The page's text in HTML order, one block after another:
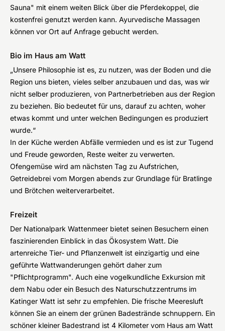
Sauna" mit einem weiten Blick über die Pferdekoppel, die
kostenfrei genutzt werden kann. Ayurvedische Massagen
können vor Ort auf Anfrage gebucht werden.
Bio im Haus am Watt
„Unsere Philosophie ist es, zu nutzen, was der Boden und die
Region uns bieten, vieles selber anzubauen und das, was wir
nicht selber produzieren, von Partnerbetrieben aus der Region
zu beziehen. Bio bedeutet für uns, darauf zu achten, woher
etwas kommt und unter welchen Bedingungen es produziert
wurde.“
In der Küche werden Abfälle vermieden und es ist zur Tugend
und Freude geworden, Reste weiter zu verwerten.
Ofengemüse wird am nächsten Tag zu Aufstrichen,
Getreidebrei vom Morgen abends zur Grundlage für Bratlinge
und Brötchen weiterverarbeitet.
Freizeit
Der Nationalpark Wattenmeer bietet seinen Besuchern einen
faszinierenden Einblick in das Ökosystem Watt. Die
artenreiche Tier- und Pflanzenwelt ist einzigartig und eine
geführte Wattwanderungen gehört daher zum
"Pflichtprogramm". Auch eine vogelkundliche Exkursion mit
dem Nabu oder ein Besuch des Naturschutzzentrums im
Katinger Watt ist sehr zu empfehlen. Die frische Meeresluft
können Sie an einem der grünen Badestrände schnuppern. Ein
schöner kleiner Badestrand ist 4 Kilometer vom Haus am Watt